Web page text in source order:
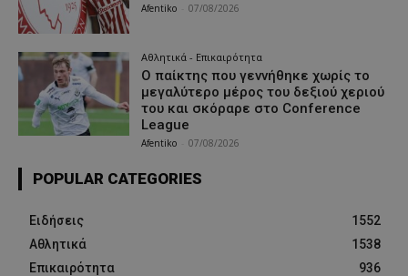
Afentiko 07/08/2026
Αθλητικά - Επικαιρότητα
Ο παίκτης που γεννήθηκε χωρίς το
μεγαλύτερο μέρος του δεξιού χεριού
του και σκόραρε στο Conference
League
Afentiko 07/08/2026
POPULAR CATEGORIES
Ειδήσεις
1552
Αθλητικά
1538
Επικαιρότητα
936